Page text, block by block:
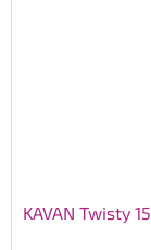
KAVAN Twisty